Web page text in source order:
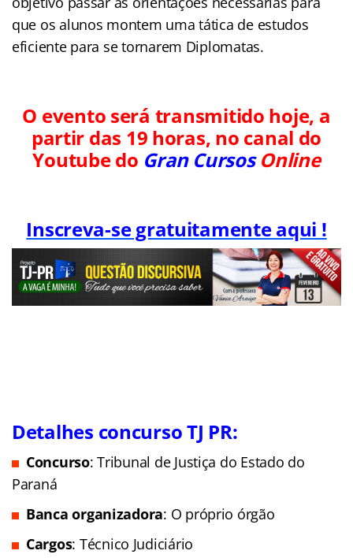
que os alunos montem uma tática de estudos
eficiente para se tornarem Diplomatas.
O evento será transmitido hoje, a
partir das 19 horas, no canal do
Youtube do Gran CursosOnline
Inscreva-se gratuitamente aqui !
Detalhes concurso TJ PR:
Concurso: Tribunal de Justiça do Estado do
Paraná
Banca organizadora: O próprio órgão
Cargos: Técnico Judiciário